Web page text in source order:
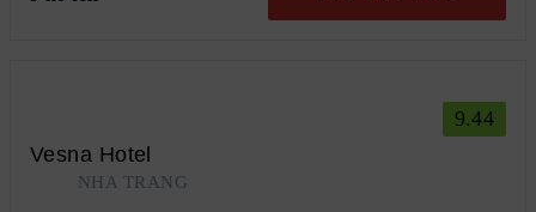
9.44
Vesna Hotel
NHA TRANG